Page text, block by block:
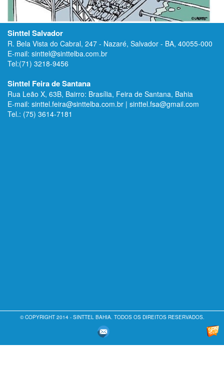
Sinttel Salvador
R. Bela Vista do Cabral, 247 - Nazaré, Salvador - BA, 40055-000
E-mail: sinttel@sinttelba.com.br
Tel:(71) 3218-9456
Sinttel Feira de Santana
Rua Leão X, 63B, Bairro: Brasília, Feira de Santana, Bahia
E-mail: sinttel.feira@sinttelba.com.br | sinttel.fsa@gmail.com
Tel.: (75) 3614-7181
© COPYRIGHT 2014 - SINTTEL BAHIA. TODOS OS DIREITOS RESERVADOS.